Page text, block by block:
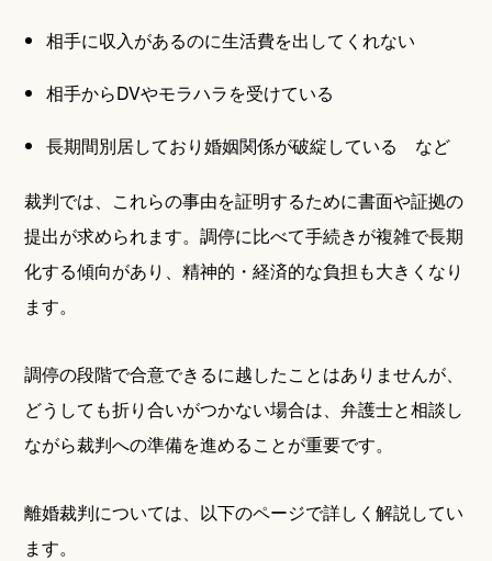
相手に収入があるのに生活費を出してくれない
相手からDVやモラハラを受けている
長期間別居しており婚姻関係が破綻している など
裁判では、これらの事由を証明するために書面や証拠の
提出が求められます。調停に比べて手続きが複雑で長期
化する傾向があり、精神的・経済的な負担も大きくなり
ます。
調停の段階で合意できるに越したことはありませんが、
どうしても折り合いがつかない場合は、弁護士と相談し
ながら裁判への準備を進めることが重要です。
離婚裁判については、以下のページで詳しく解説してい
ます。